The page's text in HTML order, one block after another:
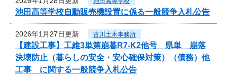
池田高等学校自動販売機設置に係る一般競争入札公告
2026年1月27日更新 古川土木事務所
【建設工事】工維3単第崩暮R7-K2他号 県単 崩落
決壊防止（暮らしの安全・安心確保対策）（債務）他
工事 に関する一般競争入札公告